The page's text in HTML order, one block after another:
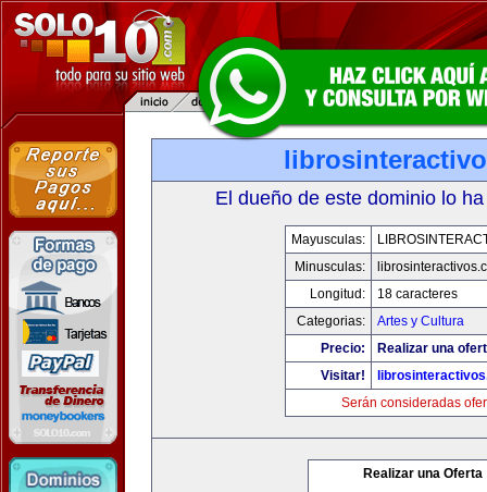
El dueño de este dominio lo
Mayusculas:
Minusculas:
Longitud:
18 caracteres
Categorias:
Artes y Cultura
Precio:
Realizar una
Visitar!
Serán consideradas
Realizar una Oferta